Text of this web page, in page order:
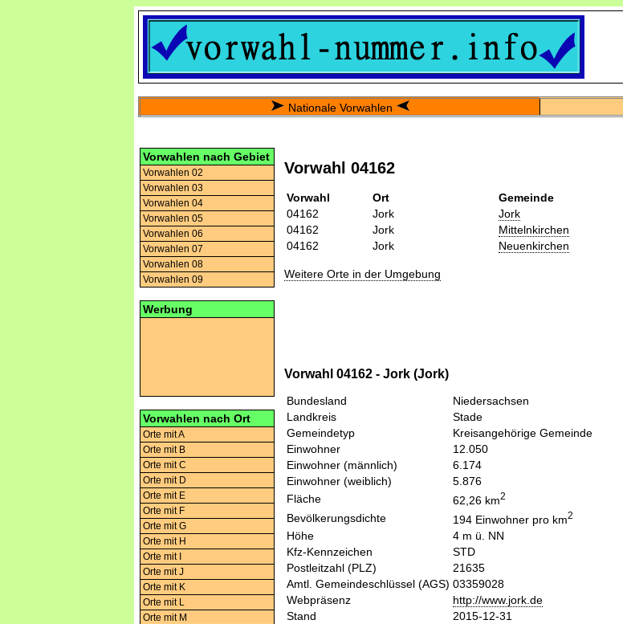
Nationale Vorwahlen
Vorwahlen nach Gebiet
Vorwahlen 02
Vorwahlen 03
Vorwahlen 04
Vorwahlen 05
Vorwahlen 06
Vorwahlen 07
Vorwahlen 08
Vorwahlen 09
Werbung
Vorwahlen nach Ort
Orte mit A
Orte mit B
Orte mit C
Orte mit D
Orte mit E
Orte mit F
Orte mit G
Orte mit H
Orte mit I
Orte mit J
Orte mit K
Orte mit L
Orte mit M
Vorwahl 04162
Vorwahl Ort
Gemeinde
04162
Jork Jork
04162
Jork Mittelnkirchen
04162
Jork Neuenkirchen
Weitere Orte in der Umgebung
Vorwahl 04162 - Jork (Jork)
Bundesland
Niedersachsen
Landkreis
Stade
Gemeindetyp
Kreisangehörige Gemeinde
Einwohner
12.050
Einwohner (männlich)
6.174
Einwohner (weiblich)
5.876
Fläche
62,26 km2
Bevölkerungsdichte 194 Einwohner pro km2
Höhe
4 m ü. NN
Kfz-Kennzeichen
STD
Postleitzahl (PLZ)
21635
Amtl. Gemeindeschlüssel (AGS) 03359028
Webpräsenz
http://www.jork.de
Stand
2015-12-31